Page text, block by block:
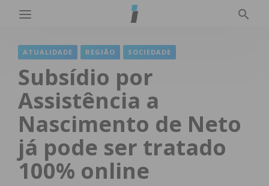
ATUALIDADE REGIÃO SOCIEDADE
Subsídio por
Assistência a
Nascimento de Neto
já pode ser tratado
100% online